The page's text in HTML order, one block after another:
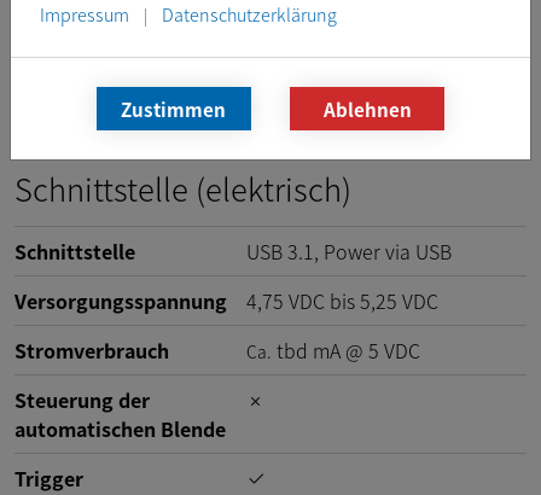
Sensor diagonal
Objektivanschluss
C/CS
Schnittstelle (elektrisch)
Schnittstelle
USB 3.1, Power via USB
Versorgungsspannung
4,75 VDC bis5,25 VDC
Stromverbrauch
Ca. tbd mA @ 5 VDC
Steuerung der
automatischen Blende
Trigger
Impressum | Datenschutzerklärung
Zustimmen Ablehnen